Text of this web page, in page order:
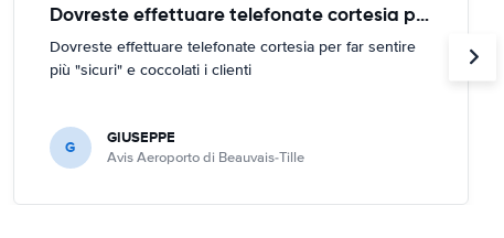
Dovreste effettuare telefonate cortesia per
Dovreste effettuare telefonate cortesia per far sentire
più "sicuri" e coccolati i clienti
G GIUSEPPE
Avis Aeroporto di Beauvais-Tille